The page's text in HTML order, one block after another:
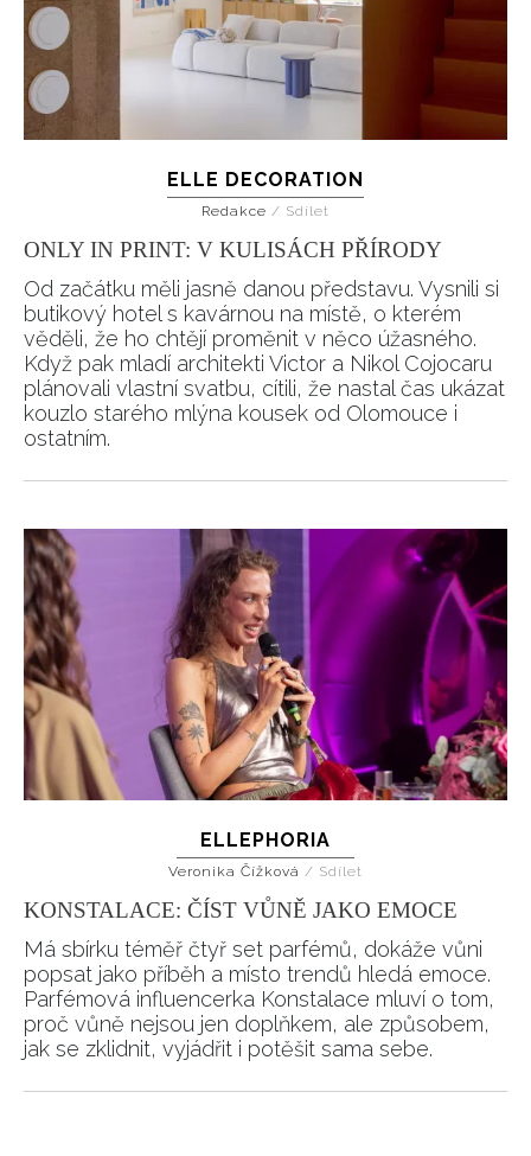
ELLE DECORATION
Redakce / Sdílet
ONLY IN PRINT: V KULISÁCH PŘÍRODY
Od začátku měli jasně danou představu. Vysnili si
butikový hotel s kavárnou na místě, o kterém
věděli, že ho chtějí proměnit v něco úžasného.
Když pak mladí architekti Victor a Nikol Cojocaru
plánovali vlastní svatbu, cítili, že nastal čas ukázat
kouzlo starého mlýna kousek od Olomouce i
ostatním.
ELLEPHORIA
Veronika Čížková / Sdílet
KONSTALACE: ČÍST VŮNĚ JAKO EMOCE
Má sbírku téměř čtyř set parfémů, dokáže vůni
popsat jako příběh a místo trendů hledá emoce.
Parfémová influencerka Konstalace mluví o tom,
proč vůně nejsou jen doplňkem, ale způsobem,
jak se zklidnit, vyjádřit i potěšit sama sebe.